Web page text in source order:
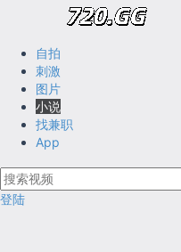
自拍
刺激
图片
小说
找兼职
App
登陆